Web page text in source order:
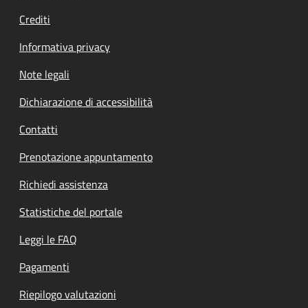
Crediti
Informativa privacy
Note legali
Dichiarazione di accessibilità
Contatti
Prenotazione appuntamento
Richiedi assistenza
Statistiche del portale
Leggi le FAQ
Pagamenti
Riepilogo valutazioni